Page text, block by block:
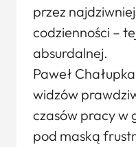
przez
codzienności –
absurdalnej.
Paweł
widzów
czasów pracy w
pod maską